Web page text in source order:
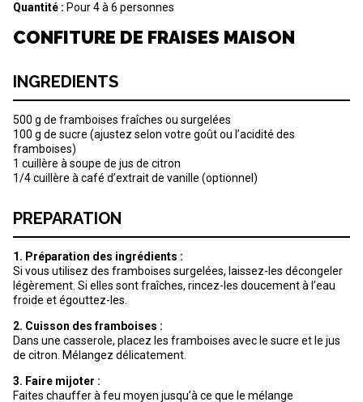
Quantité : Pour 4 à 6 personnes
CONFITURE DE FRAISES MAISON
INGREDIENTS
500 g de framboises fraîches ou surgelées
100 g de sucre (ajustez selon votre goût ou l’acidité des
framboises)
1 cuillère à soupe de jus de citron
1/4 cuillère à café d’extrait de vanille (optionnel)
PREPARATION
1. Préparation des ingrédients :
Si vous utilisez des framboises surgelées, laissez-les décongeler
légèrement. Si elles sont fraîches, rincez-les doucement à l’eau
froide et égouttez-les.
2. Cuisson des framboises :
Dans une casserole, placez les framboises avec le sucre et le jus
de citron. Mélangez délicatement.
3. Faire mijoter :
Faites chauffer à feu moyen jusqu’à ce que le mélange